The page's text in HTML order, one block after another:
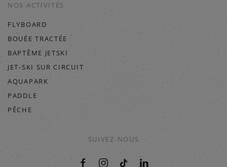
NOS ACTIVITÉS
FLYBOARD
BOUÉE TRACTÉE
BAPTÊME JETSKI
JET-SKI SUR CIRCUIT
AQUAPARK
PADDLE
PÊCHE
SUIVEZ-NOUS